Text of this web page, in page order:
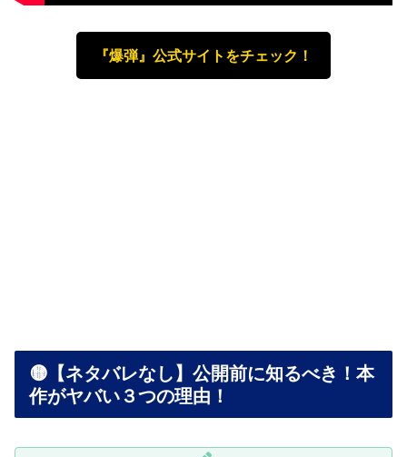
『爆弾』公式サイトをチェック！
🟡【ネタバレなし】公開前に知るべき！本
作がヤバい３つの理由！